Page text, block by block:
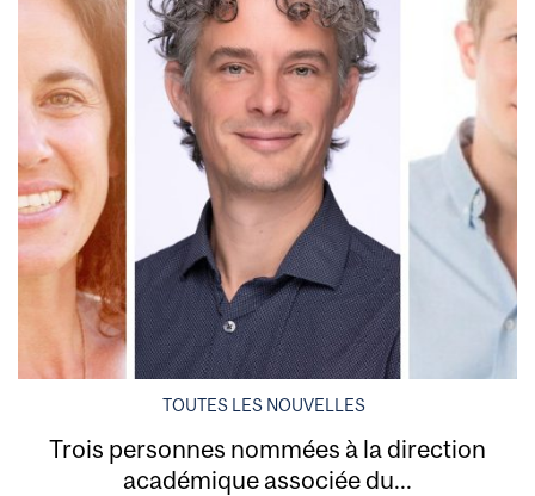
TOUTES LES NOUVELLES
Trois personnes nommées à la direction
académique associée du...